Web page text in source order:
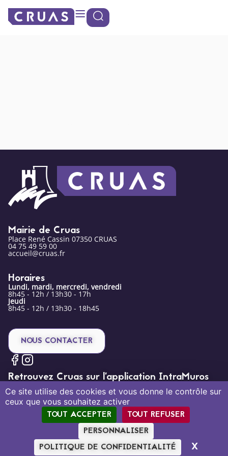
Panneau de gestion des cookies
Ce site utilise des cookies et vous donne le contrôle sur
ceux que vous souhaitez activer
TOUT ACCEPTER
TOUT REFUSER
PERSONNALISER
POLITIQUE DE CONFIDENTIALITÉ
X
principal
Mairie de Cruas
Place René Cassin 07350 CRUAS
04 75 49 59 00
accueil@cruas.fr
Horaires
Lundi, mardi, mercredi, vendredi
8h45 - 12h / 13h30 - 17h
Jeudi
8h45 - 12h / 13h30 - 18h45
NOUS CONTACTER
Retrouvez Cruas sur l’application IntraMuros
Politique de confidentialité
Création par Tout Simplement Digital